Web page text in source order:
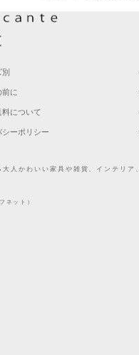
前に
料について
シーポリシー
人かわいい家具や雑貨、インテリ
ネット）